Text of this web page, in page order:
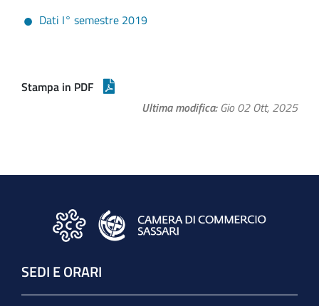
Dati I° semestre 2019
Stampa in PDF
Ultima modifica Gio 02 Ott, 2025
SEDI E ORARI